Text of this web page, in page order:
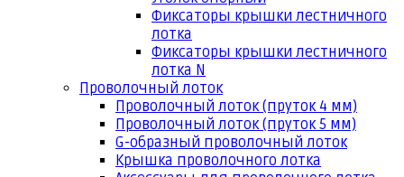
Фиксаторы крышки лестничного
лотка
Фиксаторы крышки лестничного
лотка N
Проволочный лоток
Проволочный лоток (пруток 4 мм)
Проволочный лоток (пруток 5 мм)
G-образный проволочный лоток
Крышка проволочного лотка